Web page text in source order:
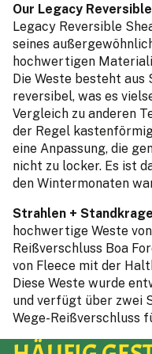
Our Legacy
Legacy Reversible
seines
hochwertigen
Die Weste besteht
reversibel, was es
Vergleich zu anderen
der Regel
eine Anpassung, die
nicht zu locker. Es ist
den Wintermonaten
Strahlen +
hochwertige Weste
Reißverschluss Boa
von Fleece mit der
Diese Weste wurde
und verfügt über zwei
Wege-Reißverschluss